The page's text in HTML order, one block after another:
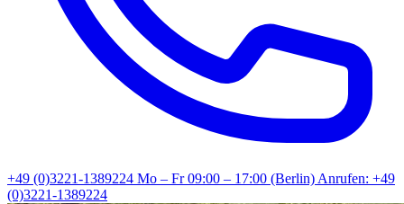
+49 (0)3221-1389224 Mo – Fr 09:00 – 17:00 (Berlin)Anrufen: +49
(0)3221-1389224